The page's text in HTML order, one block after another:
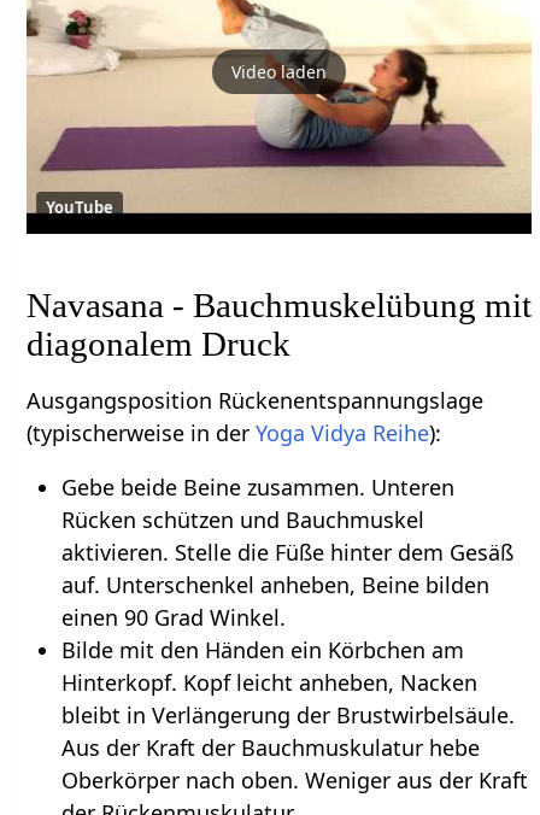
Video laden
YouTube
Navasana - Bauchmuskelübung mit
diagonalem Druck
Ausgangsposition Rückenentspannungslage
(typischerweise in derYoga Vidya Reihe):
Gebe beide Beine zusammen. Unteren
Rücken schützen und Bauchmuskel
aktivieren. Stelle die Füße hinter dem Gesäß
auf. Unterschenkel anheben, Beine bilden
einen 90 Grad Winkel.
Bilde mit den Händen ein Körbchen am
Hinterkopf. Kopf leicht anheben, Nacken
bleibt in Verlängerung der Brustwirbelsäule.
Aus der Kraft der Bauchmuskulatur hebe
Oberkörper nach oben. Weniger aus der Kraft